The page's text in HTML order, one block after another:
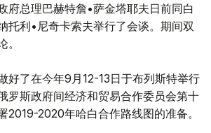
府总理巴赫特詹•萨金塔耶夫日前同白
托利•尼奇卡索夫举行了会谈。期间双
好了在今年9月12-13日于布列斯特举行
罗斯政府间经济和贸易合作委员会第十
2019-2020年哈白合作路线图的准备。